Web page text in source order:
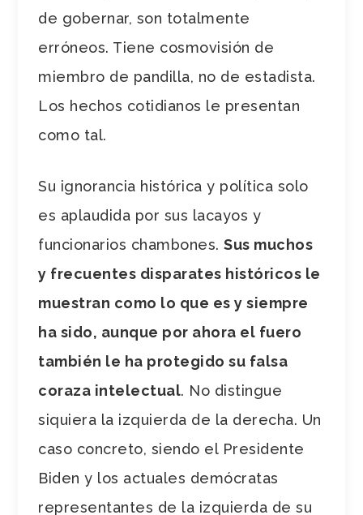
de gobernar, son totalmente
erróneos. Tiene cosmovisión de
miembro de pandilla, no de estadista.
Los hechos cotidianos le presentan
como tal.
Su ignorancia histórica y política solo
es aplaudida por sus lacayos y
funcionarios chambones.Sus muchos
y frecuentes disparates históricos le
muestran como lo que es y siempre
ha sido, aunque por ahora el fuero
también le ha protegido su falsa
coraza intelectual. No distingue
siquiera la izquierda de la derecha. Un
caso concreto, siendo el Presidente
Biden y los actuales demócratas
representantes de la izquierda de su